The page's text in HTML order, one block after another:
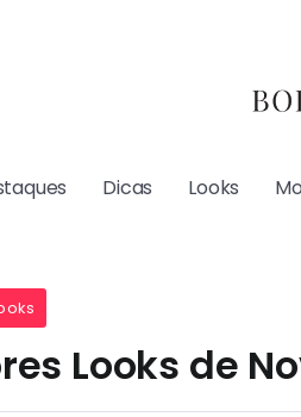
Dicas Looks
Looks de